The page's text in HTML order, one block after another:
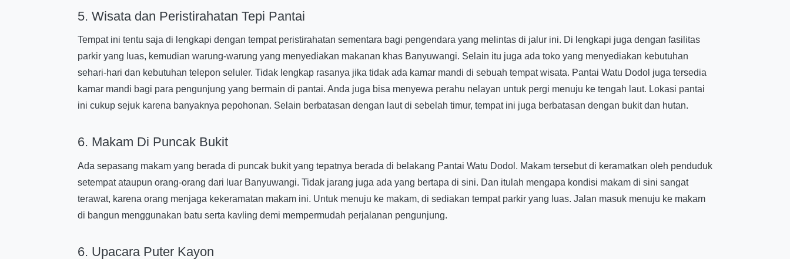
5. Wisata dan Peristirahatan Tepi Pantai
Tempat ini tentu saja di lengkapi dengan tempat peristirahatan sementara bagi pengendara yang melintas di jalur ini. Di lengkapi juga dengan fasilitas
parkir yang luas, kemudian warung-warung yang menyediakan makanan khas Banyuwangi. Selain itu juga ada toko yang menyediakan kebutuhan
sehari-hari dan kebutuhan telepon seluler. Tidak lengkap rasanya jika tidak ada kamar mandi di sebuah tempat wisata. Pantai Watu Dodol juga tersedia
kamar mandi bagi para pengunjung yang bermain di pantai. Anda juga bisa menyewa perahu nelayan untuk pergi menuju ke tengah laut. Lokasi pantai
ini cukup sejuk karena banyaknya pepohonan. Selain berbatasan dengan laut di sebelah timur, tempat ini juga berbatasan dengan bukit dan hutan.
6. Makam Di Puncak Bukit
Ada sepasang makam yang berada di puncak bukit yang tepatnya berada di belakang Pantai Watu Dodol. Makam tersebut di keramatkan oleh penduduk
setempat ataupun orang-orang dari luar Banyuwangi. Tidak jarang juga ada yang bertapa di sini. Dan itulah mengapa kondisi makam di sini sangat
terawat, karena orang menjaga kekeramatan makam ini. Untuk menuju ke makam, di sediakan tempat parkir yang luas. Jalan masuk menuju ke makam
di bangun menggunakan batu serta kavling demi mempermudah perjalanan pengunjung.
6. Upacara Puter Kayon